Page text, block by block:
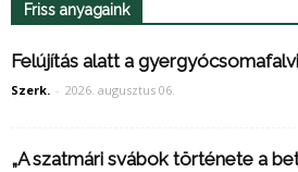
Friss anyagaink
Felújítás alatt a
Szerk. - 2026. augusztus 06.
„A szatmári svábok története a